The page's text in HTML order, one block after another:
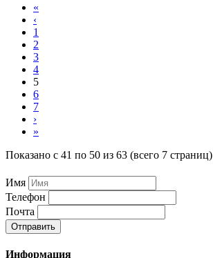
«
‹
1
2
3
4
5
6
7
›
»
Показано с 41 по 50 из 63 (всего 7 страниц)
Имя
Телефон
Почта
Отправить
Информация